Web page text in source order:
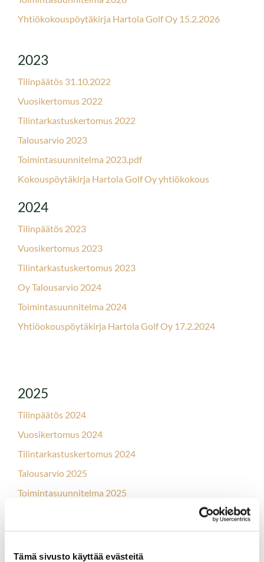
Tämä sivusto käyttää evästeitä
Yhtiökokouspöytäkirja Hartola Golf Oy 15.2.2026
2023
Tilinpäätös 31.10.2022
Vuosikertomus 2022
Tilintarkastuskertomus 2022
Talousarvio 2023
Toimintasuunnitelma 2023.pdf
Kokouspöytäkirja Hartola Golf Oy yhtiökokous
2024
Tilinpäätös 2023
Vuosikertomus 2023
Tilintarkastuskertomus 2023
Oy Talousarvio 2024
Toimintasuunnitelma 2024
Yhtiöokouspöytäkirja Hartola Golf Oy 17.2.2024
2025
Tilinpäätös 2024
Vuosikertomus 2024
Tilintarkastuskertomus 2024
Talousarvio 2025
Toimintasuunnitelma 2025
Yhtiökokouspöytäkirja Hartola Golf Oy 16.2.2025
2022​​​​​​​